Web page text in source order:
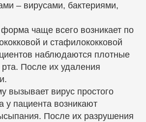
– вирусами, бактериями,
чаще всего возникает по
и стафилококковой
наблюдаются плотные
рта. После их удаления
вызывает вирус простого
у пациента возникают
После их разрушения